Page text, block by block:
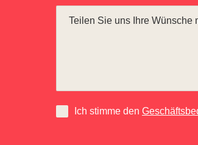
Ich stimme den